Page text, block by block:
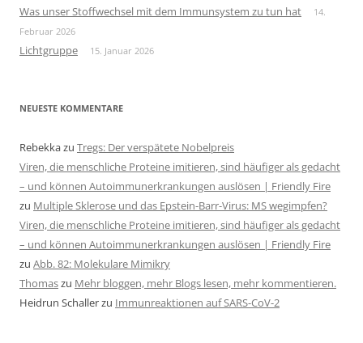
Was unser Stoffwechsel mit dem Immunsystem zu tun hat
14.
Februar 2026
Lichtgruppe 15. Januar 2026
NEUESTE KOMMENTARE
Rebekkazu Tregs: Der verspätete Nobelpreis
Viren, die menschliche Proteine imitieren, sind häufiger als gedacht
– und können Autoimmunerkrankungen auslösen | Friendly Fire
zu Multiple Sklerose und das Epstein-Barr-Virus: MS wegimpfen?
Viren, die menschliche Proteine imitieren, sind häufiger als gedacht
– und können Autoimmunerkrankungen auslösen | Friendly Fire
zu Abb. 82: Molekulare Mimikry
Thomaszu Mehr bloggen, mehr Blogs lesen, mehr kommentieren.
Heidrun Schallerzu Immunreaktionen auf SARS-CoV-2